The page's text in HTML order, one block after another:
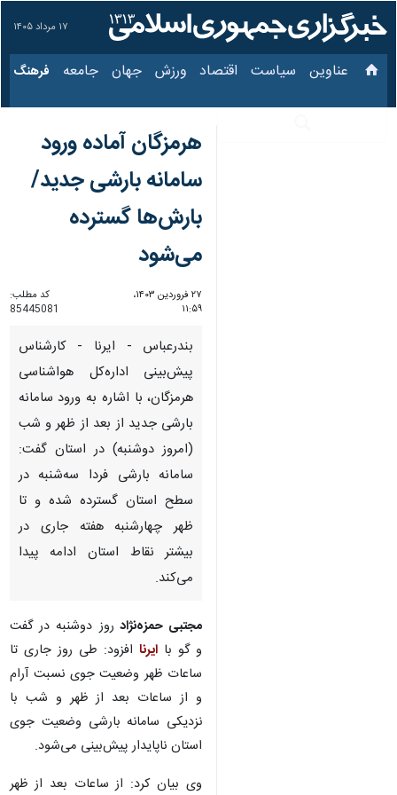
۱۷ مرداد ۱۴۰۵
عناوین‌ سیاست اقتصاد ورزش جهان جامعه فرهنگ
هرمزگان آماده ورود
سامانه بارشی جدید/
بارش‌ها گسترده
می‌شود
۲۷ فروردین ۱۴۰۳،
۱۱:۵۹
کد مطلب:
85445081
بندرعباس - ایرنا - کارشناس
پیش‌بینی اداره‌کل هواشناسی
هرمزگان، با اشاره به ورود سامانه
بارشی جدید از بعد از ظهر و شب
(امروز دوشنبه) در استان گفت:
سامانه بارشی فردا سه‌شنبه در
سطح استان گسترده شده و تا ظهر
چهارشنبه هفته جاری در بیشتر
نقاط استان ادامه پیدا می‌کند.
گو با ایرناافزود: طی روز جاری تا
ساعات ظهر وضعیت جوی نسبت آرام
و از ساعات بعد از ظهر و شب با
نزدیکی سامانه بارشی وضعیت جوی
استان ناپایدار پیش‌بینی می‌شود.
وی بیان کرد: از ساعات بعد از ظهر
(دوشنبه) با توجه به نزدیکیسامانه